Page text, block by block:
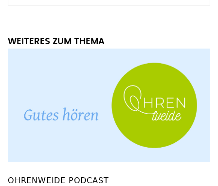
WEITERES ZUM THEMA
OHRENWEIDE PODCAST